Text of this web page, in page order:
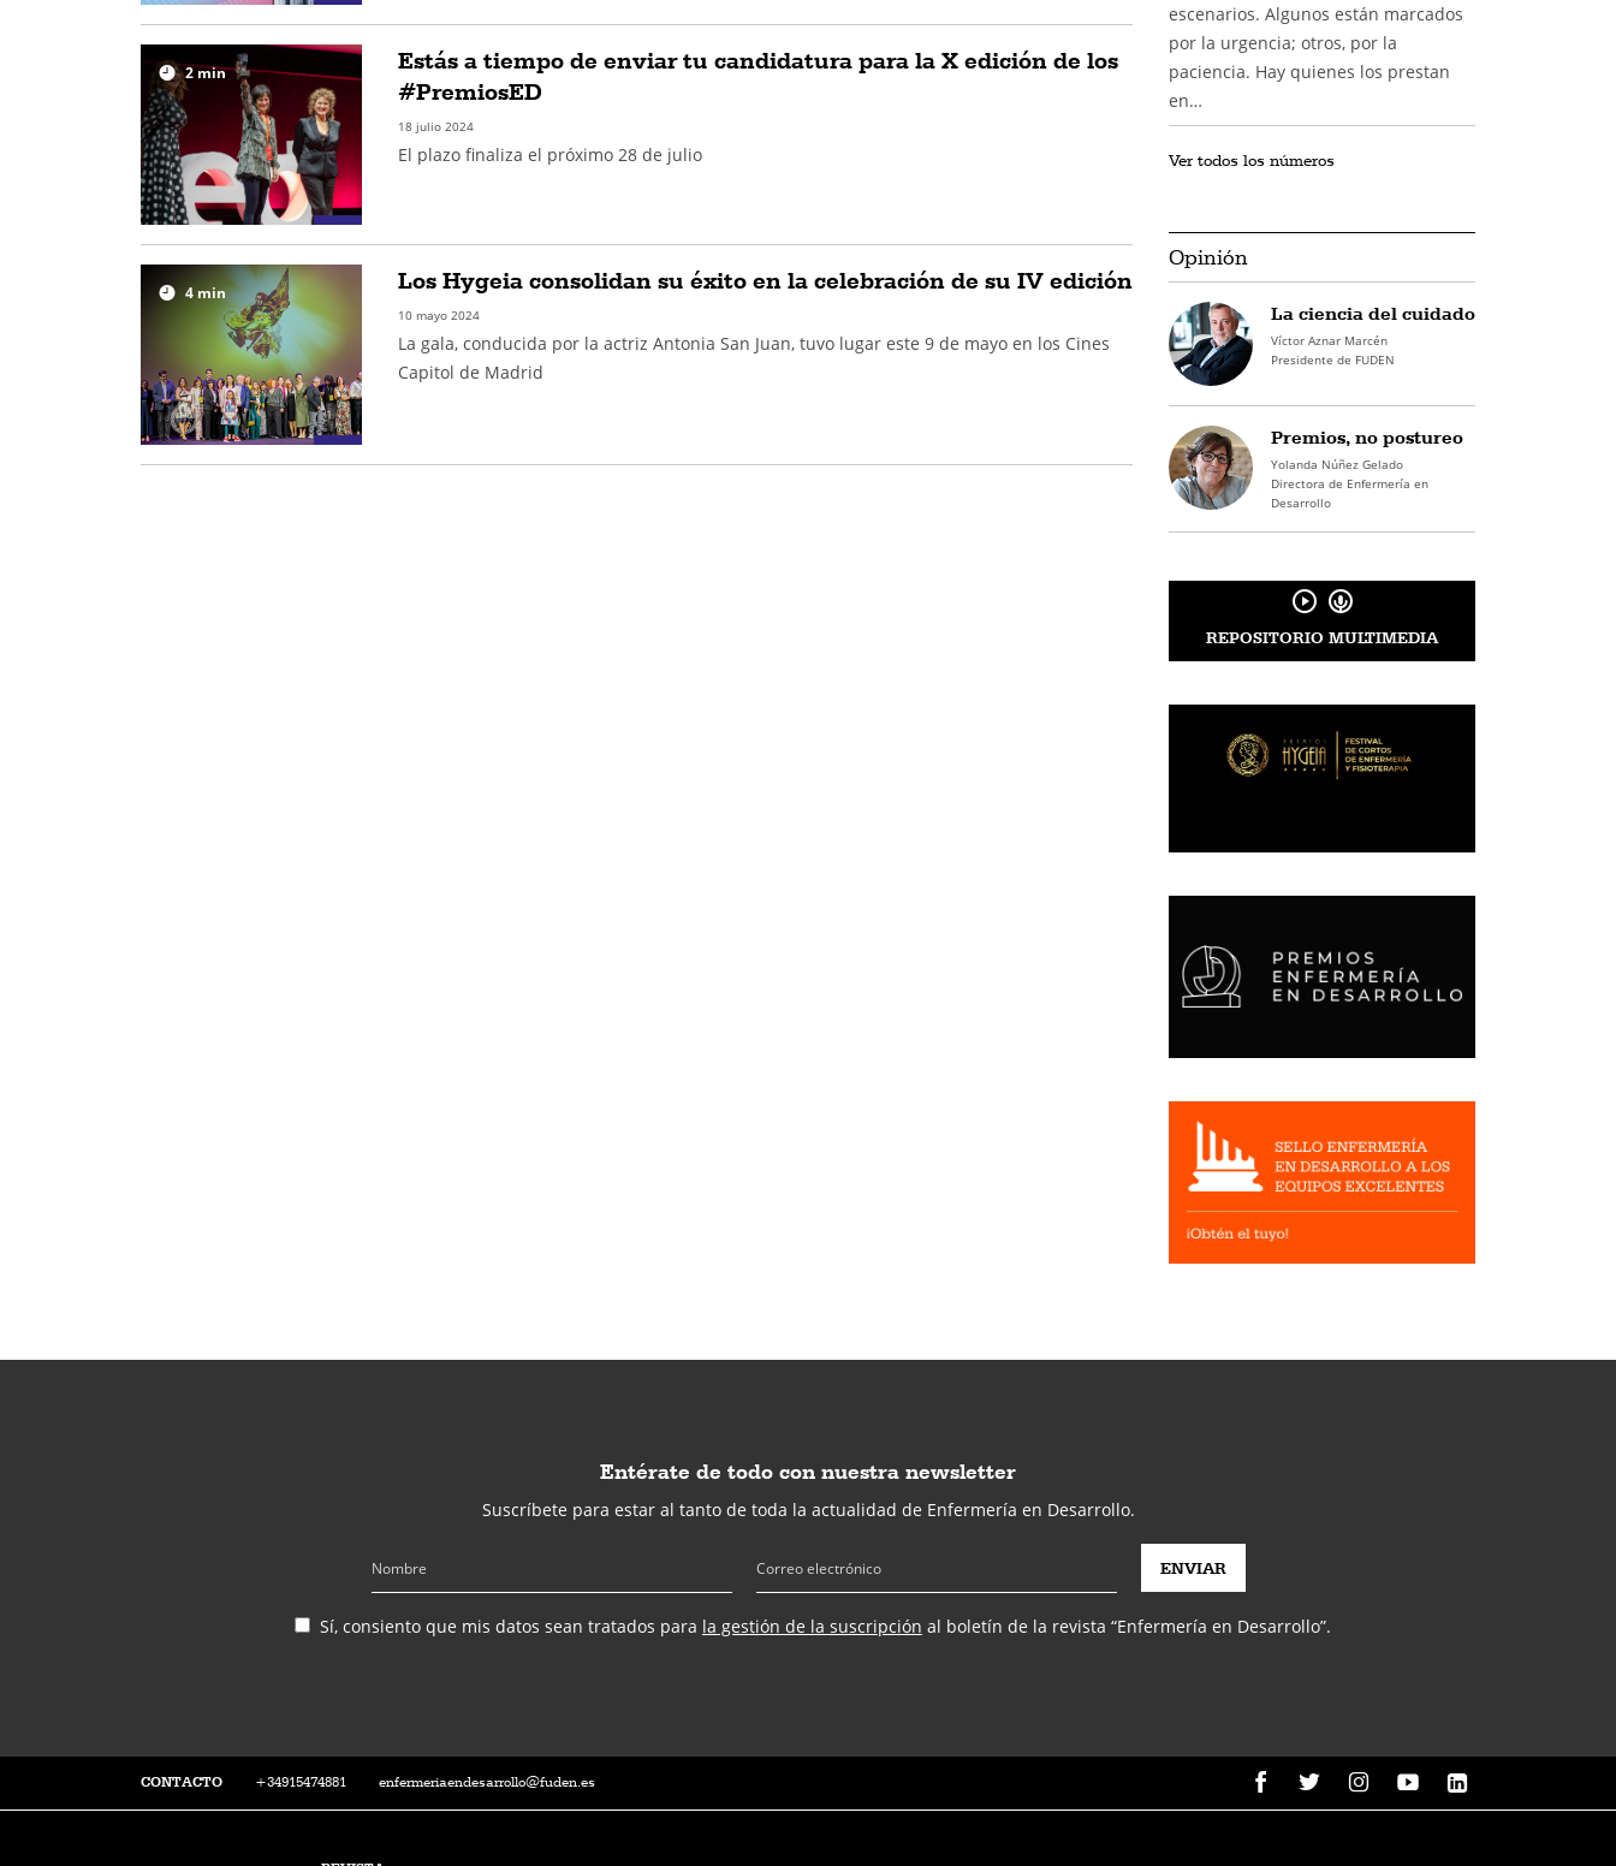
2min
Estás a tiempo de enviar tu candidatura para la X edición de los
#PremiosED
18 julio 2024
El plazo finaliza el próximo 28 de julio
4min Los Hygeia consolidan su éxito en la celebración de su IV edición
10 mayo 2024
La gala, conducida por la actriz Antonia San Juan, tuvo lugar este 9 de mayo en los Cines
Capitol de Madrid
escenarios. Algunos están marcados
por la urgencia; otros, por la
paciencia. Hay quienes los prestan
en…
Ver todos los números
Opinión
La ciencia del cuidado
Víctor Aznar Marcén
Presidente de FUDEN
Premios, no postureo
Yolanda Núñez Gelado
Directora de Enfermería en
Desarrollo
REPOSITORIO MULTIMEDIA
Entérate de todo con nuestra newsletter
Suscríbete para estar al tanto de toda la actualidad de Enfermería en Desarrollo.
Sí, consiento que mis datos sean tratados para la gestión de la suscripción al boletín de la revista “Enfermería en Desarrollo”.
CONTACTO +34915474881 enfermeriaendesarrollo@fuden.es